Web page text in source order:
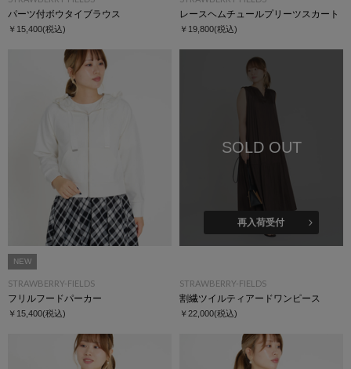
パーツ付ボウタイブラウス
￥15,400(税込)
レースヘムチュールプリーツスカート
￥19,800(税込)
NEW
STRAWBERRY-FIELDS
フリルフードパーカー
￥15,400(税込)
SOLD OUT
再入荷受付
STRAWBERRY-FIELDS
割繊ツイルティアードワンピース
￥22,000(税込)